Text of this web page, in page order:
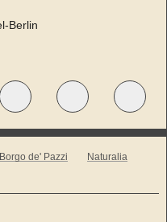
Borgo de' Pazzi
Naturalia